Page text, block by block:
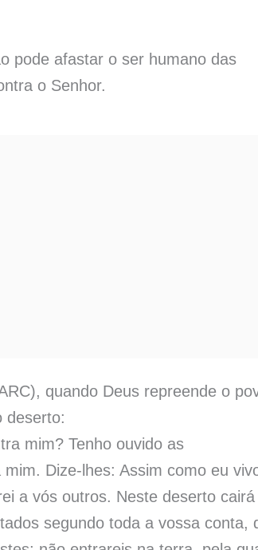
pode afastar o ser humano das
o Senhor.
quando Deus repreende o
deserto:
mim? Tenho ouvido as
Dize-lhes: Assim como eu
a vós outros. Neste deserto
segundo toda a vossa conta,